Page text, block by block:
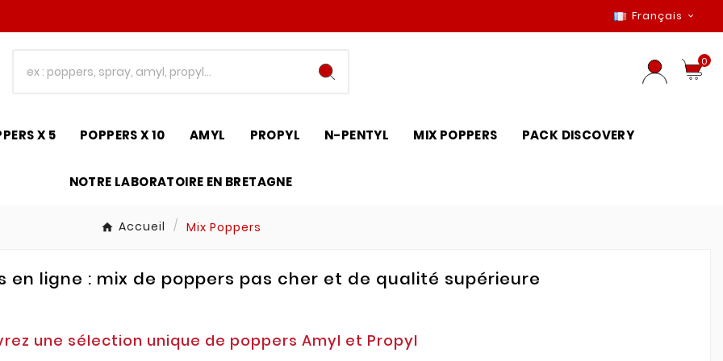
Français 
0
X 5 POPPERS X 10 AMYL PROPYL N-PENTYL MIX POPPERS PACK DISCOVERY
NOTRE LABORATOIRE EN BRETAGNE
Accueil Mix Poppers
en ligne : mix de poppers pas cher et de qualité supérieure
une sélection unique de poppers Amyl et Propyl